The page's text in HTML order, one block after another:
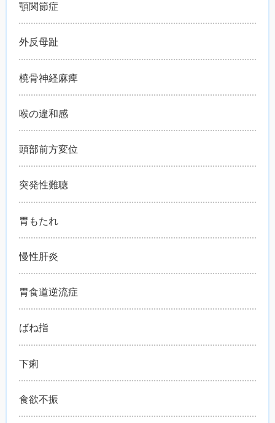
顎関節症
外反母趾
橈骨神経麻痺
喉の違和感
頭部前方変位
突発性難聴
胃もたれ
慢性肝炎
胃食道逆流症
ばね指
下痢
食欲不振